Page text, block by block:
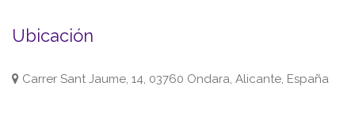
Ubicación
Carrer Sant Jaume, 14, 03760 Ondara, Alicante, España